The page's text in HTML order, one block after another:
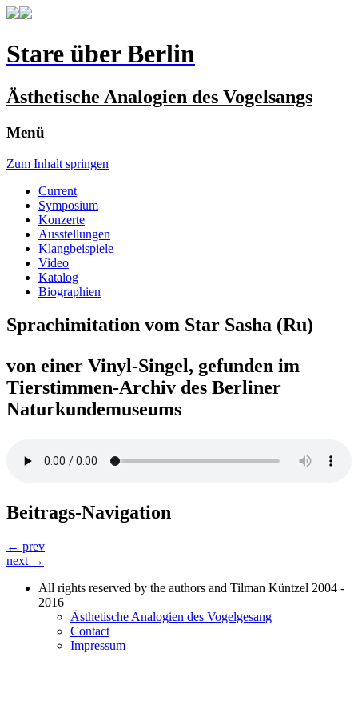
Stare über Berlin
Ästhetische Analogien des Vogelsangs
Menü
Zum Inhalt springen
Current
Symposium
Konzerte
Ausstellungen
Klangbeispiele
Video
Katalog
Biographien
Sprachimitation vom Star Sasha (Ru)
von einer Vinyl-Singel, gefunden im
Tierstimmen-Archiv des Berliner
Naturkundemuseums
Beitrags-Navigation
← prev
next →
All rights reserved by the authors and Tilman Küntzel 2004 -
2016
Ästhetische Analogien des Vogelgesang
Contact
Impressum